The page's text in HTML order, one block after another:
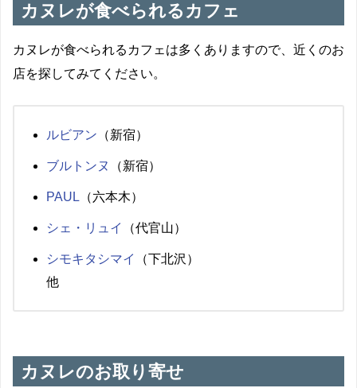
カヌレが食べられるカフェ
カヌレが食べられるカフェは多くありますので、近くのお
店を探してみてください。
ルビアン （新宿）
ブルトンヌ （新宿）
PAUL （六本木）
シェ・リュイ （代官山）
シモキタシマイ
（下北沢）
他
カヌレのお取り寄せ